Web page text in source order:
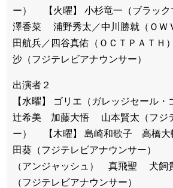
ー） 【火曜】 小杉竜一（ブラッ
澤香菜 浦野秀太／中川勝就（Ｏ
田航兵／四谷真佑（ＯＣＴＰＡ
沙（フジテレビアナウンサー）
出演者２
【水曜】 ゴリエ（ガレッジセール
辻希美 加藤大悟 山本賢太（フジ
ー） 【木曜】 島崎和歌子 高橋
田葵（フジテレビアナウンサー）
（アンジャッシュ） 真飛聖 犬
（フジテレビアナウンサー）